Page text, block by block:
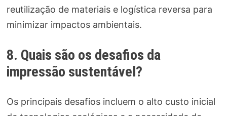
reutilização de materiais e logística reversa para
minimizar impactos ambientais.
8. Quais são os desafios da
impressão sustentável?
Os principais desafios incluem o alto custo inicial